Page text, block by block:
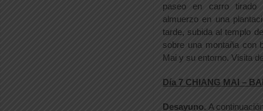
paseo en carro
almuerzo en una
tarde, subida al templo
sobre una montaña con
Mai y su entorno. Visita
Día 7 CHIANG MAI –
Desayuno. A